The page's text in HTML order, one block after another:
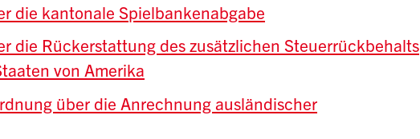
die kantonale Spielbankenabgabe
die Rückerstattung des zusätzlichen Steuerrückbehalts
von Amerika
über die Anrechnung ausländischer